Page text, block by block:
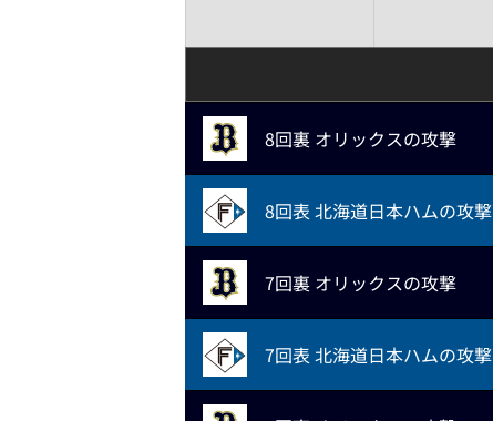
8回裏 オリックスの攻撃
8回表 北海道日本ハムの攻撃
7回裏 オリックスの攻撃
7回表 北海道日本ハムの攻撃